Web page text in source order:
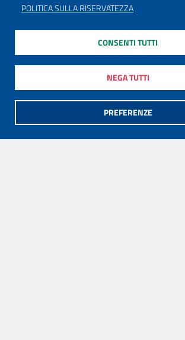
POLITICA SULLA RISERVATEZZA
PREFERENZE
NEGA TUTTI
CONSENTI TUTTI